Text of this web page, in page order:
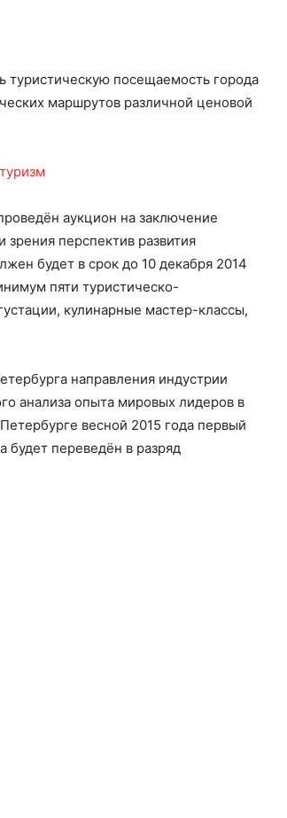
туристическую посещаемость города
маршрутов различной ценовой
аукцион на заключение
зрения перспектив развития
будет в срок до 10 декабря 2014
пяти туристическо-
кулинарные мастер-классы,
направления индустрии
анализа опыта мировых лидеров в
весной 2015 года первый
будет переведён в разряд